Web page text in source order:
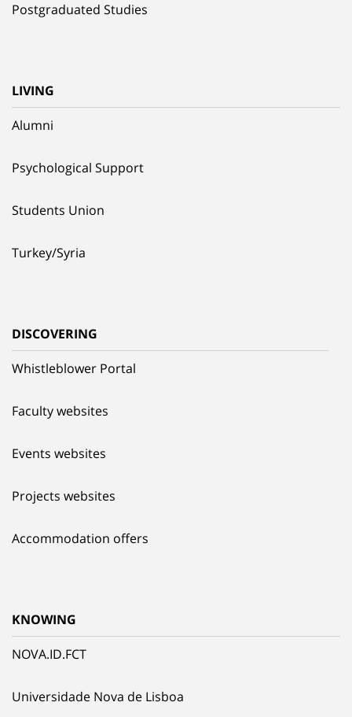
Postgraduated Studies
LIVING
Alumni
Psychological Support
Students Union
Turkey/Syria
DISCOVERING
Whistleblower Portal
Faculty websites
Events websites
Projects websites
Accommodation offers
KNOWING
NOVA.ID.FCT
Universidade Nova de Lisboa